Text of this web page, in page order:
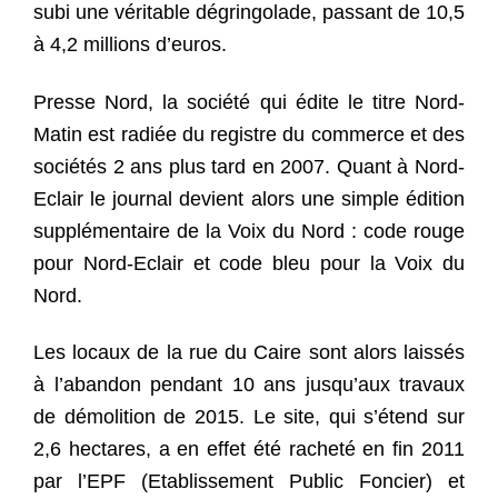
subi une véritable dégringolade, passant de 10,5
à 4,2 millions d’euros.
Presse Nord, la société qui édite le titre Nord-
Matin est radiée du registre du commerce et des
sociétés 2 ans plus tard en 2007. Quant à Nord-
Eclair le journal devient alors une simple édition
supplémentaire de la Voix du Nord : code rouge
pour Nord-Eclair et code bleu pour la Voix du
Nord.
Les locaux de la rue du Caire sont alors laissés
à l’abandon pendant 10 ans jusqu’aux travaux
de démolition de 2015. Le site, qui s’étend sur
2,6 hectares, a en effet été racheté en fin 2011
par l’EPF (Etablissement Public Foncier) et